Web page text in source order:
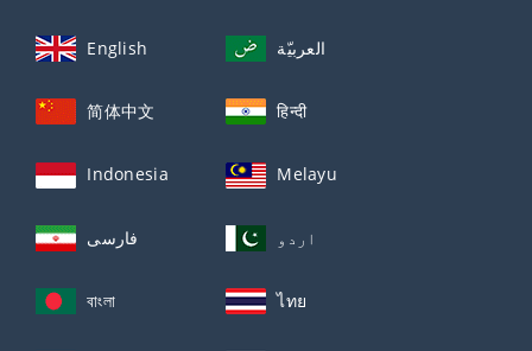
English العربيّة
简体中文 हिन्दी
Indonesia Melayu
فارسی اردو
বাংলা ไทย